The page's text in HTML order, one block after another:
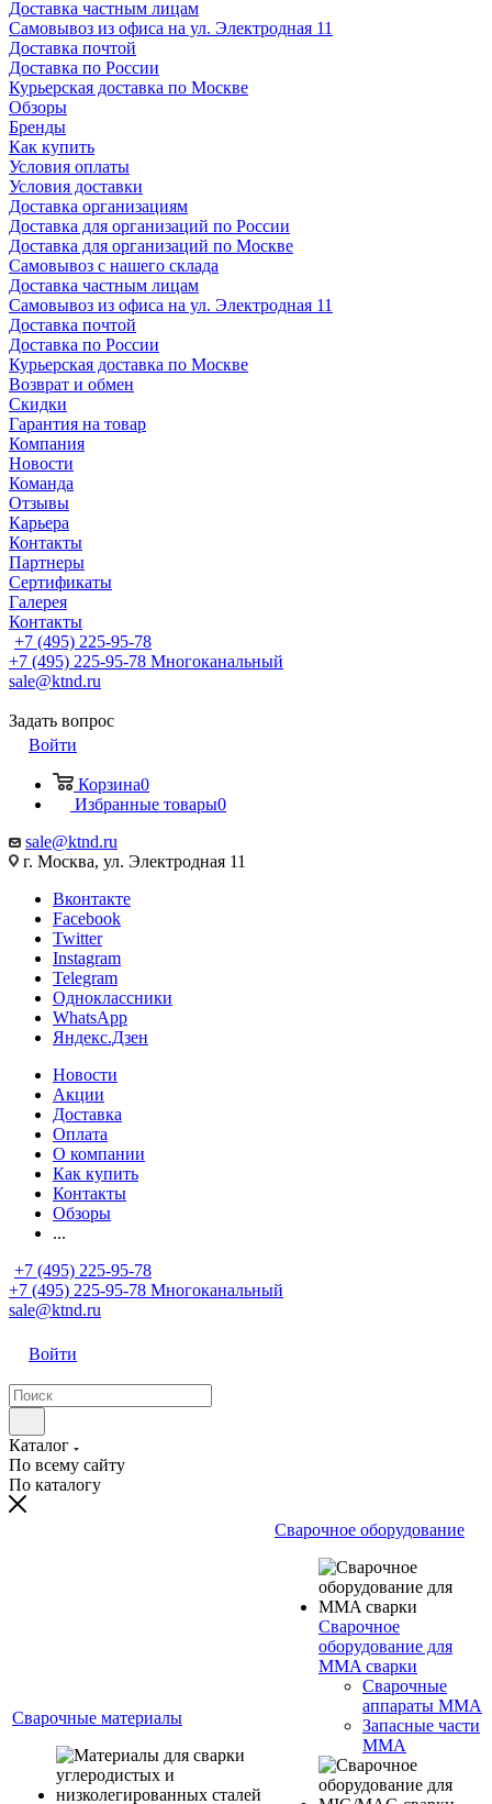
Доставка частным лицам
Самовывоз из офиса на ул. Электродная 11
Доставка почтой
Доставка по России
Курьерская доставка по Москве
Обзоры
Бренды
Как купить
Условия оплаты
Условия доставки
Доставка организациям
Доставка для организаций по России
Доставка для организаций по Москве
Самовывоз с нашего склада
Доставка частным лицам
Самовывоз из офиса на ул. Электродная 11
Доставка почтой
Доставка по России
Курьерская доставка по Москве
Возврат и обмен
Скидки
Гарантия на товар
Компания
Новости
Команда
Отзывы
Карьера
Контакты
Партнеры
Сертификаты
Галерея
Контакты
+7 (495) 225-95-78
+7 (495) 225-95-78 Многоканальный
sale@ktnd.ru
Задать вопрос
Войти
Корзина0
Избранные товары0
sale@ktnd.ru
г. Москва, ул. Электродная 11
Вконтакте
Facebook
Twitter
Instagram
Telegram
Одноклассники
WhatsApp
Яндекс.Дзен
Новости
Акции
Доставка
Оплата
О компании
Как купить
Контакты
Обзоры
...
+7 (495) 225-95-78
+7 (495) 225-95-78 Многоканальный
sale@ktnd.ru
Войти
Каталог
По всему сайту
По каталогу
Сварочные материалы
Сварочное оборудование
Сварочное
оборудование для
MMA сварки
Сварочные
аппараты MMA
Запасные части
MMA